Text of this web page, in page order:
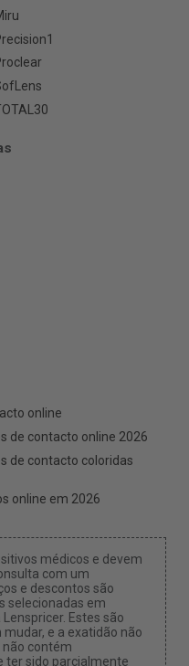
online
de contacto online 2026
de contacto coloridas
online em 2026
médicos e devem
com um
e descontos são
selecionadas em
Estes são
e a exatidão não
não contém
ter sido parcialmente